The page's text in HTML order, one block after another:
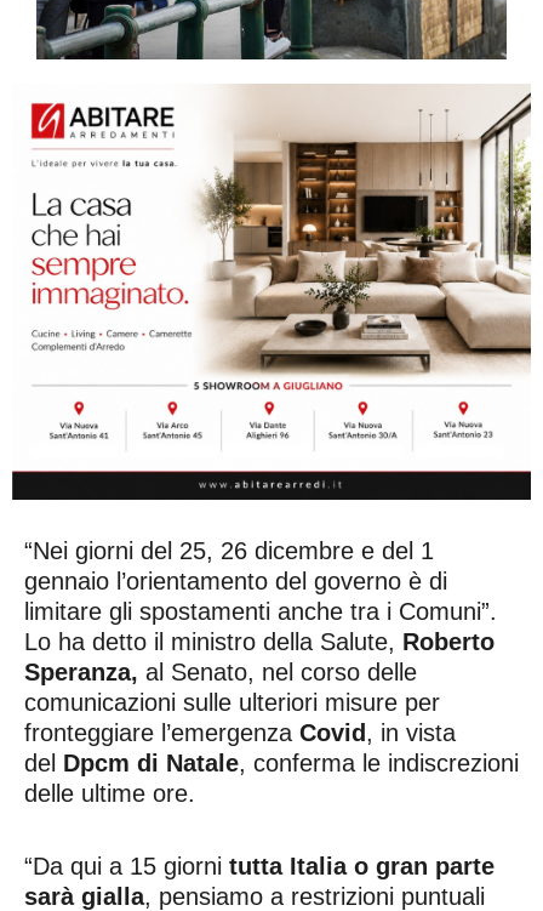
“Nei giorni del 25, 26 dicembre e del 1
gennaio l’orientamento del governo è di
limitare gli spostamenti anche tra i Comuni”.
Lo ha detto il ministro della Salute, Roberto
Speranza, al Senato, nel corso delle
comunicazioni sulle ulteriori misure per
fronteggiare l’emergenza Covid , in vista
del Dpcm di Natale, conferma le indiscrezioni
delle ultime ore.
“Da qui a 15 giorni tutta Italia o gran parte
sarà gialla, pensiamo a restrizioni puntuali